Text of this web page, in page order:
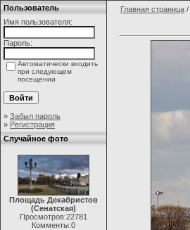
Пользователь
Имя пользователя:
Пароль:
Автоматически входить
при следующем
посещении
» Забыл пароль
» Регистрация
Случайное фото
Площадь Декабристов
(Сенатская)
Просмотров:22781
Комменты:0
Главная страница /